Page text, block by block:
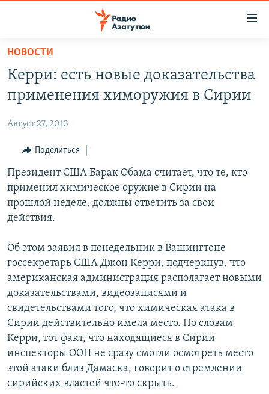
Перейти
основному
содержанию
Перейти
навигации
Перейти
поиску
НОВОСТИ
ПОЛИТИКА
ОБЩЕСТВО
ЭКОНОМИКА
РЕГИОН
НАГОРНЫЙ КАРАБАХ
КУЛЬТУРА
АРХИВ
Հայերեն
English
Русский
Все сайты Радио Азатутюн
НОВОСТИ
Керри: есть новые доказательства
применения химоружия в Сирии
Август 27, 2013
Поделиться
Президент США Барак Обама считает, что те, кто
применил химическое оружие в Сирии на
прошлой неделе, должны ответить за свои
действия.
Об этом заявил в понедельник в Вашингтоне
госсекретарь США Джон Керри, подчеркнув, что
американская администрация располагает новыми
доказательствами, видеозаписями и
свидетельствами того, что химическая атака в
Сирии действительно имела место. По словам
Керри, тот факт, что находящиеся в Сирии
инспекторы ООН не сразу смогли осмотреть место
этой атаки близ Дамаска, говорит о стремлении
сирийских властей что-то скрыть.